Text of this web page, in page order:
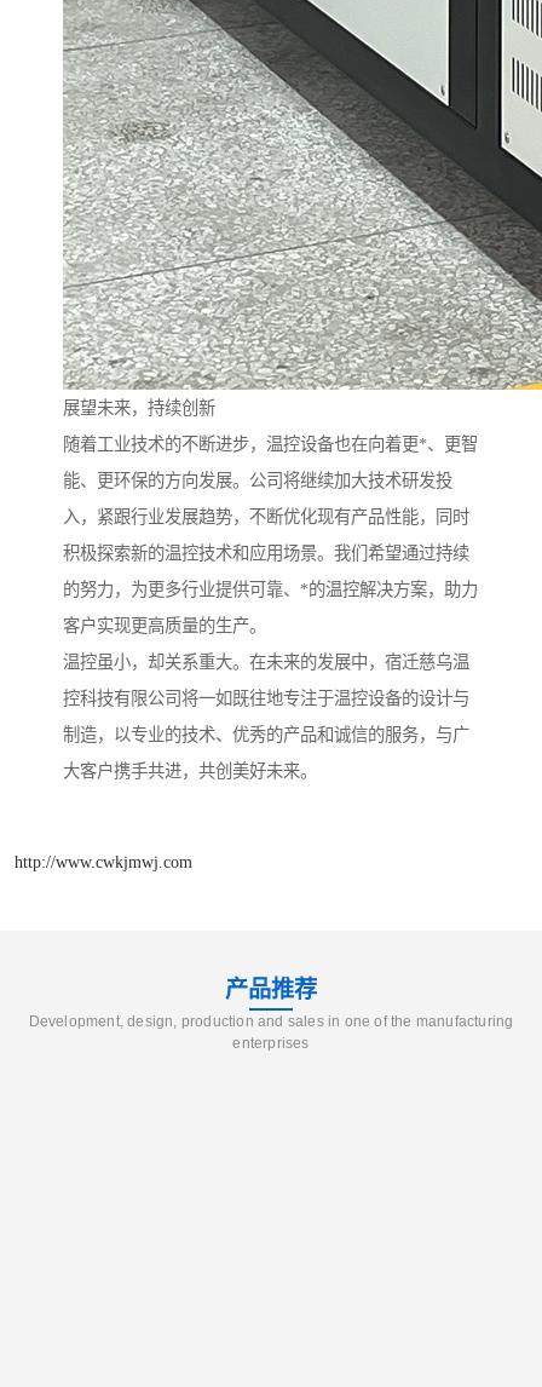
展望未来，持续创新
随着工业技术的不断进步，温控设备也在向着更*、更智
能、更环保的方向发展。公司将继续加大技术研发投
入，紧跟行业发展趋势，不断优化现有产品性能，同时
积极探索新的温控技术和应用场景。我们希望通过持续
的努力，为更多行业提供可靠、*的温控解决方案，助力
客户实现更高质量的生产。
温控虽小，却关系重大。在未来的发展中，宿迁慈乌温
控科技有限公司将一如既往地专注于温控设备的设计与
制造，以专业的技术、优秀的产品和诚信的服务，与广
大客户携手共进，共创美好未来。
http://www.cwkjmwj.com
产品推荐
Development, design, production and sales in one of the manufacturing
enterprises